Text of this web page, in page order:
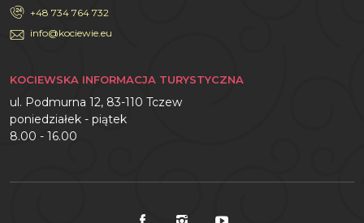
+48 734 764 732
info@kociewie.eu
KOCIEWSKA INFORMACJA TURYSTYCZNA
ul. Podmurna 12, 83-110 Tczew
poniedziałek - piątek
8.00 - 16.00